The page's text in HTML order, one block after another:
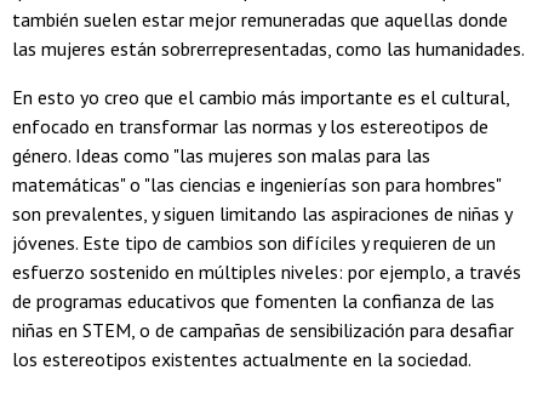
también suelen estar mejor remuneradas que aquellas donde
las mujeres están sobrerrepresentadas, como las humanidades.
En esto yo creo que el cambio más importante es el cultural,
enfocado en transformar las normas y los estereotipos de
género. Ideas como "las mujeres son malas para las
matemáticas" o "las ciencias e ingenierías son para hombres"
son prevalentes, y siguen limitando las aspiraciones de niñas y
jóvenes. Este tipo de cambios son difíciles y requieren de un
esfuerzo sostenido en múltiples niveles: por ejemplo, a través
de programas educativos que fomenten la confianza de las
niñas en STEM, o de campañas de sensibilización para desafiar
los estereotipos existentes actualmente en la sociedad.